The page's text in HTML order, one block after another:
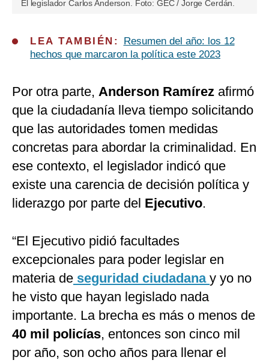
El legislador Carlos Anderson. Foto: GEC / Jorge Cerdán.
LEA TAMBIÉN:
Resumen del año: los 12
hechos que marcaron la política este 2023
Por otra parte, Anderson Ramírez afirmó
que la ciudadanía lleva tiempo solicitando
que las autoridades tomen medidas
concretas para abordar la criminalidad. En
ese contexto, el legislador indicó que
existe una carencia de decisión política y
liderazgo por parte del Ejecutivo.
“El Ejecutivo pidió facultades
excepcionales para poder legislar en
materia de seguridad ciudadana y yo no
he visto que hayan legislado nada
importante. La brecha es más o menos de
40 mil policías, entonces son cinco mil
por año, son ocho años para llenar el